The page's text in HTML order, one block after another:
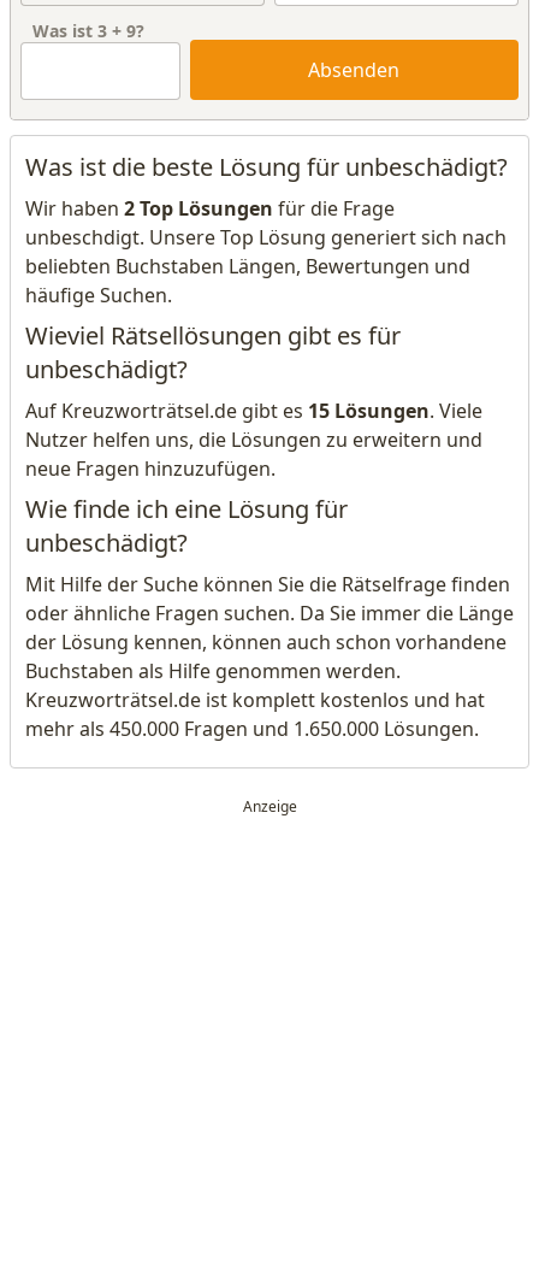
Was ist 3 + 9?
Absenden
Was ist die beste Lösung für unbeschädigt?
Wir haben 2 Top Lösungen für die Frage
unbeschdigt. Unsere Top Lösung generiert sich nach
beliebten Buchstaben Längen, Bewertungen und
häufige Suchen.
Wieviel Rätsellösungen gibt es für
unbeschädigt?
Auf Kreuzworträtsel.de gibt es 15 Lösungen. Viele
Nutzer helfen uns, die Lösungen zu erweitern und
neue Fragen hinzuzufügen.
Wie finde ich eine Lösung für
unbeschädigt?
Mit Hilfe der Suche können Sie die Rätselfrage finden
oder ähnliche Fragen suchen. Da Sie immer die Länge
der Lösung kennen, können auch schon vorhandene
Buchstaben als Hilfe genommen werden.
Kreuzworträtsel.de ist komplett kostenlos und hat
mehr als 450.000 Fragen und 1.650.000 Lösungen.